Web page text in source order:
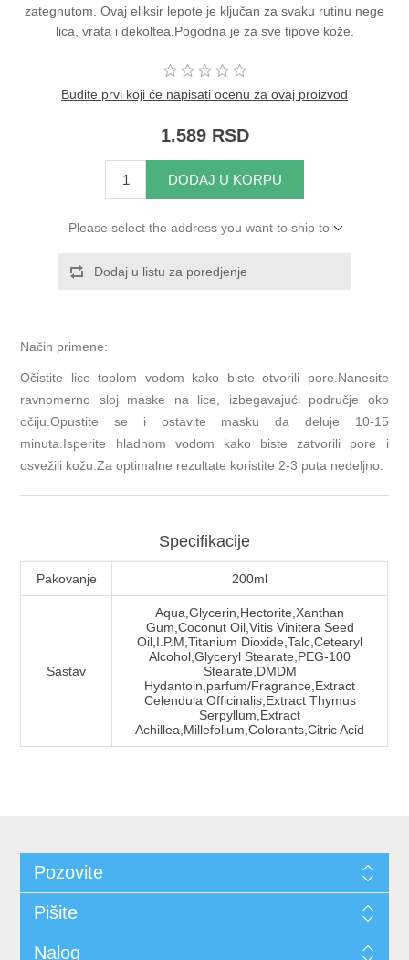
zategnutom. Ovaj eliksir lepote je ključan za svaku rutinu nege
lica, vrata i dekoltea.Pogodna je za sve tipove kože.
Budite prvi koji će napisati ocenu za ovaj proizvod
1.589 RSD
DODAJ U KORPU
Please select the address you want to ship to
Dodaj u listu za poredjenje
Način primene:
Očistite lice toplom vodom kako biste otvorili pore.Nanesite
ravnomerno sloj maske na lice, izbegavajući područje oko
očiju.Opustite se i ostavite masku da deluje 10-15
minuta.Isperite hladnom vodom kako biste zatvorili pore i
osvežili kožu.Za optimalne rezultate koristite 2-3 puta nedeljno.
Specifikacije
Pakovanje 200ml
Sastav
Aqua,Glycerin,Hectorite,Xanthan
Gum,Coconut Oil,Vitis Vinitera Seed
Oil,I.P.M,Titanium Dioxide,Talc,Cetearyl
Alcohol,Glyceryl Stearate,PEG-100
Stearate,DMDM
Hydantoin,parfum/Fragrance,Extract
Celendula Officinalis,Extract Thymus
Serpyllum,Extract
Achillea,Millefolium,Colorants,Citric Acid
Pozovite
Pišite
Nalog